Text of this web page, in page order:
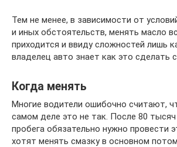
Тем не менее, в зависимости от
и иных обстоятельств, менять масло
приходится и ввиду сложностей лишь
владелец авто знает как это сделать
Когда менять
Многие водители ошибочно считают,
самом деле это не так. После 80
пробега обязательно нужно провести
хотят менять смазку в основном